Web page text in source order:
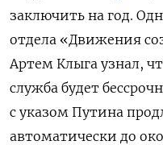
заключить на год.
отдела «Движения
Артем Клыга узнал,
служба будет
с указом Путина
автоматически до